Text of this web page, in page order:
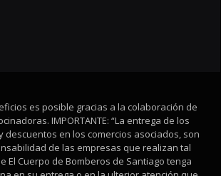
es posible gracias a la colaboración de
IMPORTANTE: “La entrega de los
descuentos en los comercios asociados, son
de las empresas que realizan tal
El Cuerpo de Bomberos de Santiago tenga